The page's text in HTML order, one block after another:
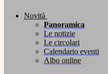
Novità
Panoramica
Le notizie
Le circolari
Calendario eventi
Albo online